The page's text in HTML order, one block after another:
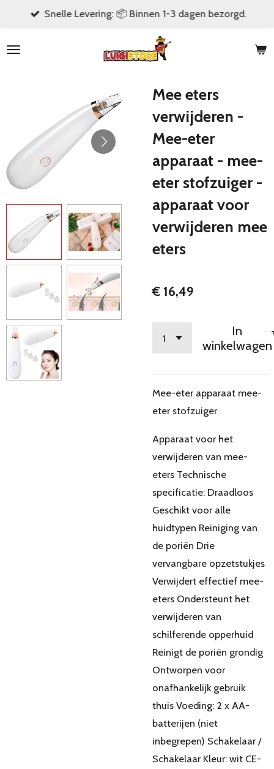
naar
Snelle Levering: 📦 Binnen 1-3 dagen bezorgd.
Mee eters
verwijderen -
Mee-eter
apparaat - mee-
eter stofzuiger -
apparaat voor
verwijderen mee
eters
€ 16,49
In
winkelwagen
Mee-eter apparaat mee-
eter stofzuiger
Apparaat voor het
verwijderen van mee-
eters Technische
specificatie: Draadloos
Geschikt voor alle
huidtypen Reiniging van
de poriën Drie
vervangbare opzetstukjes
Verwijdert effectief mee-
eters Ondersteunt het
verwijderen van
schilferende opperhuid
Reinigt de poriën grondig
Ontworpen voor
onafhankelijk gebruik
thuis Voeding: 2 x AA-
batterijen (niet
inbegrepen) Schakelaar /
Schakelaar Kleur: wit CE-